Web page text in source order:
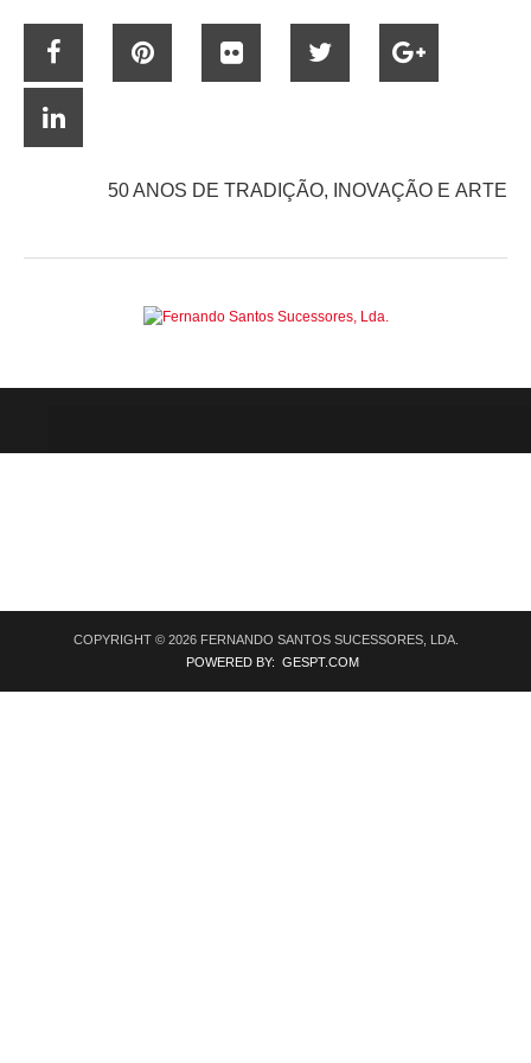
50 ANOS DE TRADIÇÃO, INOVAÇÃO E ARTE
COPYRIGHT © 2026 FERNANDO SANTOS SUCESSORES, LDA.
POWERED BY: GESPT.COM